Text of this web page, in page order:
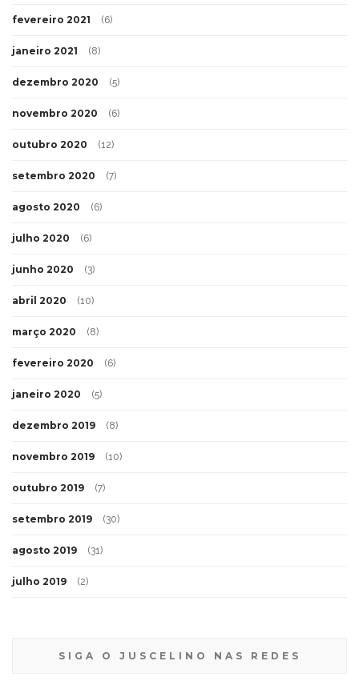
fevereiro 2021 (6)
janeiro 2021 (8)
dezembro 2020 (5)
novembro 2020 (6)
outubro 2020 (12)
setembro 2020 (7)
agosto 2020 (6)
julho 2020 (6)
junho 2020 (3)
abril 2020 (10)
março 2020 (8)
fevereiro 2020 (6)
janeiro 2020 (5)
dezembro 2019 (8)
novembro 2019 (10)
outubro 2019 (7)
setembro 2019 (30)
agosto 2019 (31)
julho 2019 (2)
SIGA O JUSCELINO NAS REDES